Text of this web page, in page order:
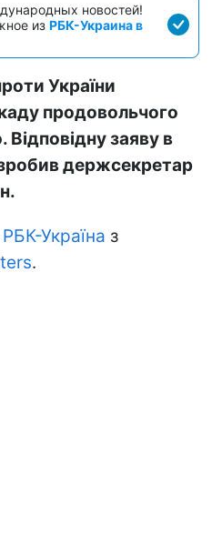
новостей!
из РБК-Украина в
України
продовольчого
заяву в
держсекретар
РБК-Україна з
.